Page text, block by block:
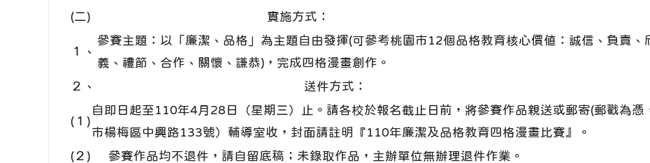
(二)
實施方式：
１、
參賽主題：以「廉潔、品格」為主題自由發揮(可參考桃園市12個品格教育核心價值：誠信、負責
義、禮節、合作、關懷、謙恭)，完成四格漫畫創作。
２、
送件方式：
(１)
自即日起至110年4月28日（星期三）止。請各校於報名截止日前，將參賽作品親送或郵寄(郵戳為憑
市楊梅區中興路133號）輔導室收，封面請註明『110年廉潔及品格教育四格漫畫比賽』。
(２)
參賽作品均不退件，請自留底稿；未錄取作品，主辦單位無辦理退件作業。